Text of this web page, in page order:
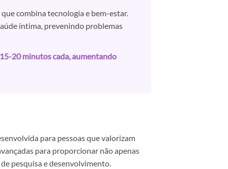
combina tecnologia e bem-estar.
íntima, prevenindo problemas
20 minutos cada, aumentando
para pessoas que valorizam
para proporcionar não apenas
pesquisa e desenvolvimento.